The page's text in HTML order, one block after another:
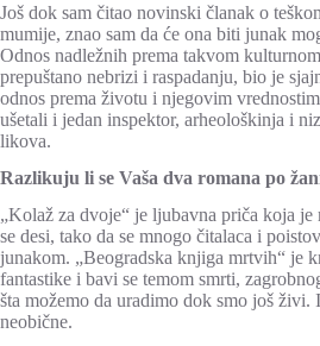
Još dok sam čitao novinski članak o
mumije, znao sam da će ona biti junak
Odnos nadležnih prema takvom
prepuštano nebrizi i raspadanju, bio je
odnos prema životu i njegovim
ušetali i jedan inspektor, arheološkinja i
likova.
Razlikuju li se Vaša dva romana po
„Kolaž za dvoje“ je ljubavna priča koja je
se desi, tako da se mnogo čitalaca i
junakom. „Beogradska knjiga mrtvih“ je
fantastike i bavi se temom smrti,
šta možemo da uradimo dok smo još živi.
neobične.